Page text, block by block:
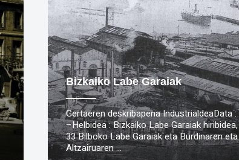
Bizkaiko Labe Garaiak
Gertaeren deskribapena IndustrialdeaData :
–Helbidea : Bizkaiko Labe Garaiak hiribidea,
33 Bilboko Labe Garaiak eta Burdinaren eta
Altzairuaren …